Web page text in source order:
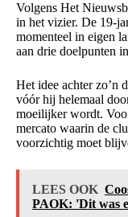
Volgens Het
in het vizier. De 19-
momenteel in eigen
aan drie doelpunten
Het idee achter zo’n
vóór hij helemaal
moeilijker wordt.
mercato waarin de
voorzichtig moet
LEES OOK
PAOK: 'Dit was